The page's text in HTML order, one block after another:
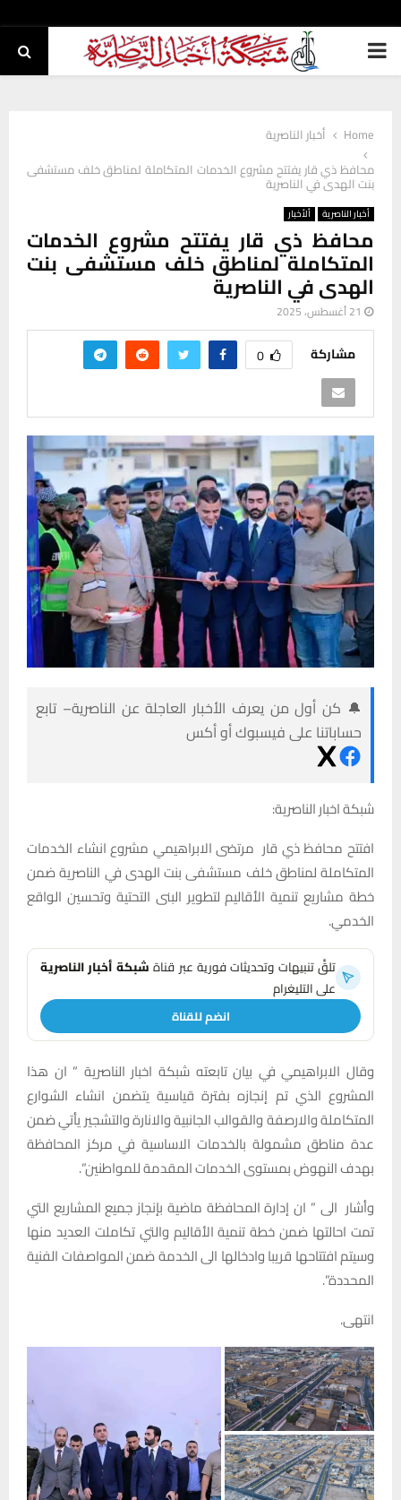
PRIMARY
Home
أخبار الناصرية
محافظ ذي قار يفتتح مشروع الخدمات المتكاملة لمناطق خلف مستشفى
بنت الهدى في الناصرية
أخبار الناصرية ألأخبار
محافظ ذي قار يفتتح مشروع الخدمات
المتكاملة لمناطق خلف مستشفى بنت
الهدى في الناصرية
21 أغسطس، 2025
مشاركة 0
🔔 كن أول من يعرف الأخبار العاجلة عن الناصرية– تابع
حساباتنا على فيسبوك أو أكس
شبكة اخبار الناصرية:
افتتح محافظ ذي قار مرتضى الابراهيمي مشروع انشاء الخدمات
المتكاملة لمناطق خلف مستشفى بنت الهدى في الناصرية ضمن
خطة مشاريع تنمية الأقاليم لتطوير البنى التحتية وتحسين الواقع
الخدمي.
تلقَّ تنبيهات وتحديثات فورية عبر قناةشبكة أخبار الناصرية
على التليغرام
انضم للقناة
وقال الابراهيمي في بيان تابعته شبكة اخبار الناصرية ” ان هذا
المشروع الذي تم إنجازه بفترة قياسية يتضمن انشاء الشوارع
المتكاملة والارصفة والقوالب الجانبية والانارة والتشجير يأتي ضمن
عدة مناطق مشمولة بالخدمات الاساسية في مركز المحافظة
بهدف النهوض بمستوى الخدمات المقدمة للمواطنين”.
وأشار الى ” ان إدارة المحافظة ماضية بإنجاز جميع المشاريع التي
تمت احالتها ضمن خطة تنمية الأقاليم والتي تكاملت العديد منها
وسيتم افتتاحها قريبا وادخالها الى الخدمة ضمن المواصفات الفنية
المحددة”.
انتهى.